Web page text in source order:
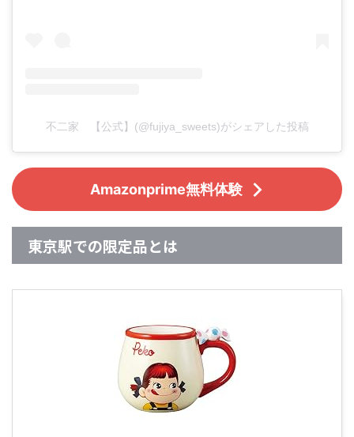
不二家 【公式】(@fujiya_sweets)がシェアした投稿
Amazonprime無料体験
東京駅での限定品とは